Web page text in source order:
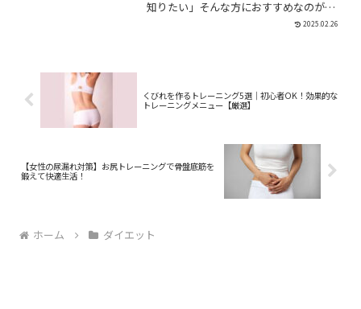
知りたい」そんな方におすすめなのがケ
トジェニックダイエットです。ケトジェ
ニックダイエットは、糖質を極限まで減
2025.02.26
くびれを作るトレーニング5選｜初心者OK！効果的な
トレーニングメニュー【厳選】
【女性の尿漏れ対策】お尻トレーニングで骨盤底筋を
鍛えて快適生活！
ホーム ダイエット